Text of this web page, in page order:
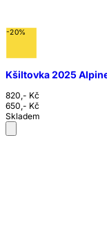
-20%
Kšiltovka 2025
820,- Kč
650,- Kč
Skladem